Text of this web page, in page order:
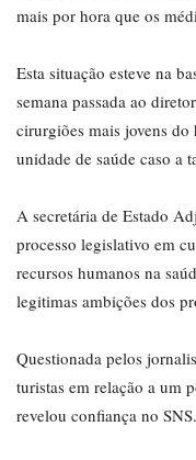
mais por hora que os
Esta situação esteve na
semana passada ao
cirurgiões mais jovens do
unidade de saúde caso a
A secretária de Estado
processo legislativo em
recursos humanos na
legitimas ambições dos
Questionada pelos
turistas em relação a um
revelou confiança no SNS.